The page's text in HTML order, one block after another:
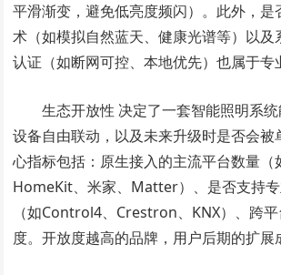
平滑渐变，避免低亮度频闪）。此外，是
术（如模拟自然蓝天、健康光谱等）以及
认证（如断网可控、本地优先）也属于专
生态开放性 决定了一套智能照明系
设备自由联动，以及未来升级时是否会被
心指标包括：原生接入的主流平台数量（
HomeKit、米家、Matter）、是否支持
（如Control4、Crestron、KNX）、跨
度。开放度越高的品牌，用户后期的扩展